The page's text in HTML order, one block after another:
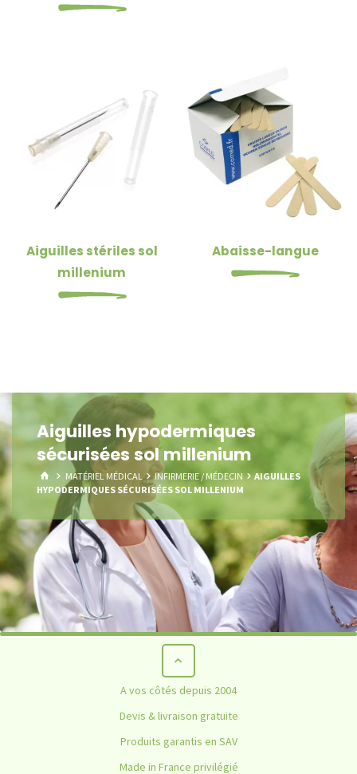
Aiguilles stériles sol
millenium
Abaisse-langue
Aiguilles hypodermiques
sécurisées sol millenium
HOMEMATÉRIEL MÉDICAL INFIRMERIE / MÉDECIN
AIGUILLES
HYPODERMIQUES SÉCURISÉES SOL MILLENIUM
A vos côtés depuis 2004
Devis & livraison gratuite
Produits garantis en SAV
Made in France privilégié